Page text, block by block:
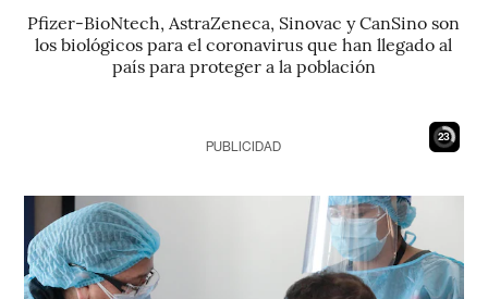
Pfizer-BioNtech, AstraZeneca, Sinovac y CanSino son
los biológicos para el coronavirus que han llegado al
país para proteger a la población
22
PUBLICIDAD